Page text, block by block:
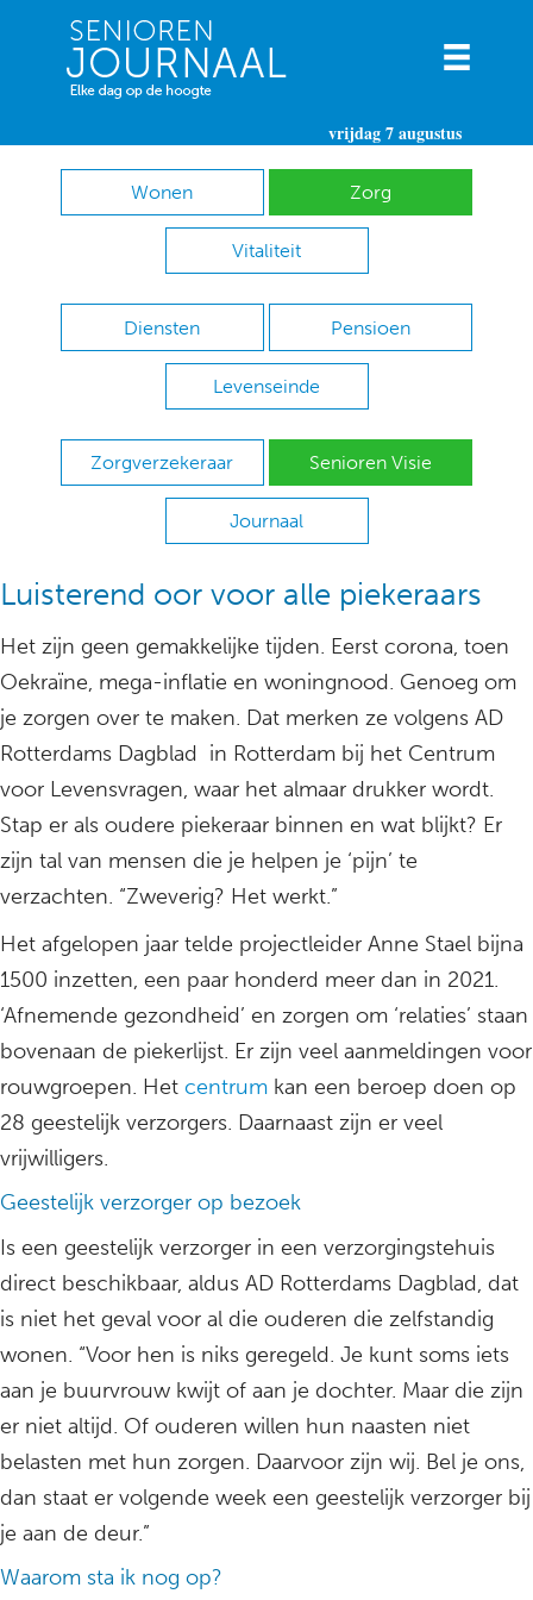
vrijdag 7 augustus
Wonen Zorg
Vitaliteit
Diensten Pensioen
Levenseinde
Zorgverzekeraar Senioren Visie
Journaal
Luisterend oor voor alle piekeraars
Het zijn geen gemakkelijke tijden. Eerst corona, toen
Oekraïne, mega-inflatie en woningnood. Genoeg om
je zorgen over te maken. Dat merken ze volgens AD
Rotterdams Dagblad in Rotterdam bij het Centrum
voor Levensvragen, waar het almaar drukker wordt.
Stap er als oudere piekeraar binnen en wat blijkt? Er
zijn tal van mensen die je helpen je ‘pijn’ te
verzachten. “Zweverig? Het werkt.”
Het afgelopen jaar telde projectleider Anne Stael bijna
1500 inzetten, een paar honderd meer dan in 2021.
‘Afnemende gezondheid’ en zorgen om ‘relaties’ staan
bovenaan de piekerlijst. Er zijn veel aanmeldingen voor
rouwgroepen. Het centrum kan een beroep doen op
28 geestelijk verzorgers. Daarnaast zijn er veel
vrijwilligers.
Geestelijk verzorger op bezoek
Is een geestelijk verzorger in een verzorgingstehuis
direct beschikbaar, aldus AD Rotterdams Dagblad, dat
is niet het geval voor al die ouderen die zelfstandig
wonen. “Voor hen is niks geregeld. Je kunt soms iets
aan je buurvrouw kwijt of aan je dochter. Maar die zijn
er niet altijd. Of ouderen willen hun naasten niet
belasten met hun zorgen. Daarvoor zijn wij. Bel je ons,
dan staat er volgende week een geestelijk verzorger bij
je aan de deur.”
Waarom sta ik nog op?